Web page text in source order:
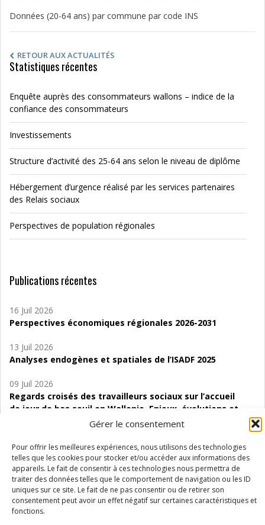
Gérer le consentement
Pour offrir les meilleures expériences, nous utilisons des technologies
telles que les cookies pour stocker et/ou accéder aux informations des
appareils. Le fait de consentir à ces technologies nous permettra de
traiter des données telles que le comportement de navigation ou les ID
uniques sur ce site. Le fait de ne pas consentir ou de retirer son
consentement peut avoir un effet négatif sur certaines caractéristiques et
fonctions.
Données (20-64 ans) par commune par code INS
RETOUR AUX ACTUALITÉS
Statistiques récentes
Enquête auprès des consommateurs wallons – indice de la
confiance des consommateurs
Investissements
Structure d’activité des 25-64 ans selon le niveau de diplôme
Hébergement d’urgence réalisé par les services partenaires
des Relais sociaux
Perspectives de population régionales
Publications récentes
16 Juil 2026
Perspectives économiques régionales 2026-2031
13 Juil 2026
Analyses endogènes et spatiales de l’ISADF 2025
09 Juil 2026
Regards croisés des travailleurs sociaux sur l’accueil
de jour de bas seuil en Wallonie. Enjeux, évolutions et
06 Juil 2026
Étude d’évaluabilité des Structures
d’accompagnement à l’autocréation d’emploi (SAACE)
01 Juil 2026
Pénurie du personnel infirmier :quels indicateurs